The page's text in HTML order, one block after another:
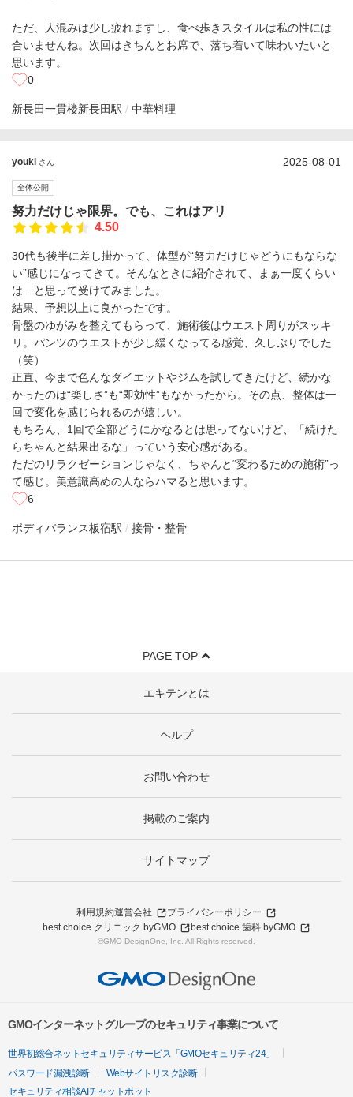
ただ、人混みは少し疲れますし、食べ歩きスタイルは私の性には
合いませんね。次回はきちんとお席で、落ち着いて味わいたいと
思います。
0
新長田一貫楼新長田駅 中華料理
youki さん 2025-08-01
全体公開
努力だけじゃ限界。でも、これはアリ
4.50
30代も後半に差し掛かって、体型が“努力だけじゃどうにもならな
い”感じになってきて。そんなときに紹介されて、まぁ一度くらい
は…と思って受けてみました。
結果、予想以上に良かったです。
骨盤のゆがみを整えてもらって、施術後はウエスト周りがスッキ
リ。パンツのウエストが少し緩くなってる感覚、久しぶりでした
（笑）
正直、今まで色んなダイエットやジムを試してきたけど、続かな
かったのは“楽しさ”も“即効性”もなかったから。その点、整体は一
回で変化を感じられるのが嬉しい。
もちろん、1回で全部どうにかなるとは思ってないけど、「続けた
らちゃんと結果出るな」っていう安心感がある。
ただのリラクゼーションじゃなく、ちゃんと“変わるための施術”っ
て感じ。美意識高めの人ならハマると思います。
6
ボディバランス板宿駅 接骨・整骨
PAGE TOP
エキテンとは
ヘルプ
お問い合わせ
掲載のご案内
サイトマップ
利用規約運営会社
プライバシーポリシー
best choice クリニック byGMO
best choice 歯科 byGMO
©GMO DesignOne, Inc. All Rights reserved.
GMOインターネットグループのセキュリティ事業について
世界初総合ネットセキュリティサービス「GMOセキュリティ24」
パスワード漏洩診断
Webサイトリスク診断
セキュリティ相談AIチャットボット